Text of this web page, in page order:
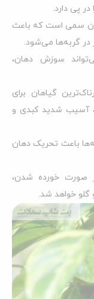
پی دارد.
سمی است که باعث
در گربه‌ها می‌شود.
سوزش دهان،
گیاهان برای
آسیب شدید کبدی و
باعث تحریک دهان
صورت خورده شدن،
گلو خواهد شد.